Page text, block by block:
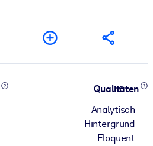
Qualitäten
Analytisch
Hintergrund
Eloquent